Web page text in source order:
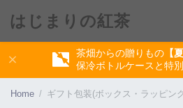
茶畑からの贈りもの【
保冷ボトルケースと特
はじまりの紅茶
Home ギフト包装(ボックス・ラッピン